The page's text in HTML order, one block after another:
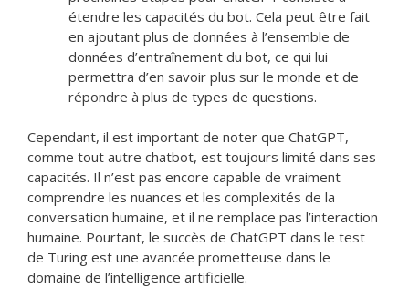
étendre les capacités du bot. Cela peut être fait
en ajoutant plus de données à l’ensemble de
données d’entraînement du bot, ce qui lui
permettra d’en savoir plus sur le monde et de
répondre à plus de types de questions.
Cependant, il est important de noter que ChatGPT,
comme tout autre chatbot, est toujours limité dans ses
capacités. Il n’est pas encore capable de vraiment
comprendre les nuances et les complexités de la
conversation humaine, et il ne remplace pas l’interaction
humaine. Pourtant, le succès de ChatGPT dans le test
de Turing est une avancée prometteuse dans le
domaine de l’intelligence artificielle.